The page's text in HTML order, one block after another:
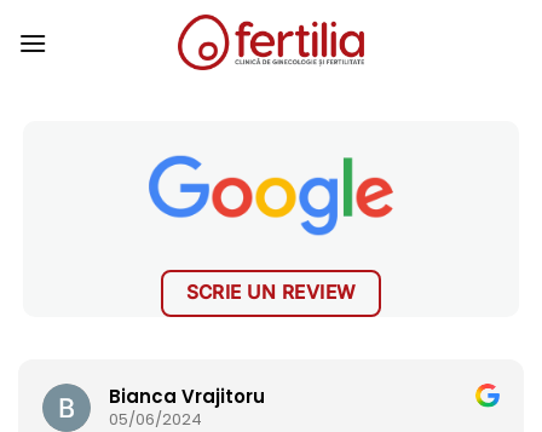
SCRIE UN REVIEW
Bianca Vrajitoru
05/06/2024